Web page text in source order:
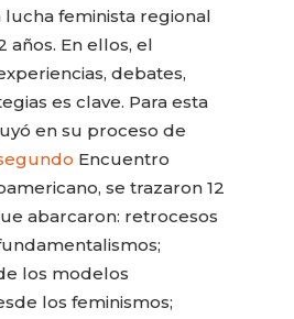
feminista regional
años. En ellos, el
debates,
es clave. Para esta
en su proceso de
Encuentro
se trazaron 12
abarcaron: retrocesos
los modelos
los feminismos;